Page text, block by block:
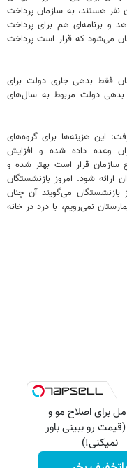
تامین اجتماعی که حدود ۳ میلیون نفر هستند، به سازمان پرداخت
را نمی‌دهد و برنامه‌ای هم برای پرداخت
هزار میلیارد تومان می‌شود که قرار است پرداخت
هزار میلیارد تومان فقط بدهی جاری دولت برای
میلیارد تومان بدهی دولت مربوط به سال‌های
این هزینه‌ها برای گروه‌های
وعده داده شده و افزایش
سازمان قرار است بهتر شده و
شود. امروز بازنشستگان
می‌گویند آن چنان
نمی‌رویم، با درد در خانه
برای اصلاح مو و
رو ببینی باور
نمیکنی!)